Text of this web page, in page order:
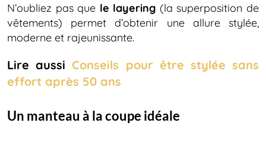
N’oubliez pas que le layering (la superposition de
vêtements) permet d’obtenir une allure stylée,
moderne et rajeunissante.
Lire aussiConseils pour être stylée sans
effort après 50 ans
Un manteau à la coupe idéale